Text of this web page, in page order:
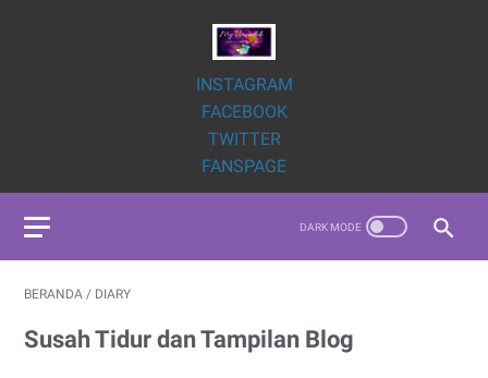
INSTAGRAM
FACEBOOK
TWITTER
FANSPAGE
BERANDA / DIARY
Susah Tidur dan Tampilan Blog